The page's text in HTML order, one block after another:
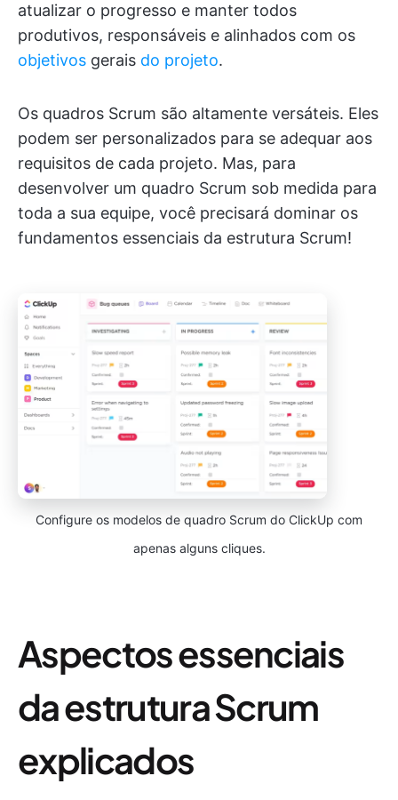
atualizar o progresso e manter todos
produtivos, responsáveis e alinhados com os
objetivos gerais do projeto.
Os quadros Scrum são altamente versáteis. Eles
podem ser personalizados para se adequar aos
requisitos de cada projeto. Mas, para
desenvolver um quadro Scrum sob medida para
toda a sua equipe, você precisará dominar os
fundamentos essenciais da estrutura Scrum!
Configure os modelos de quadro Scrum do ClickUp com
apenas alguns cliques.
Aspectos essenciais
da estrutura Scrum
explicados